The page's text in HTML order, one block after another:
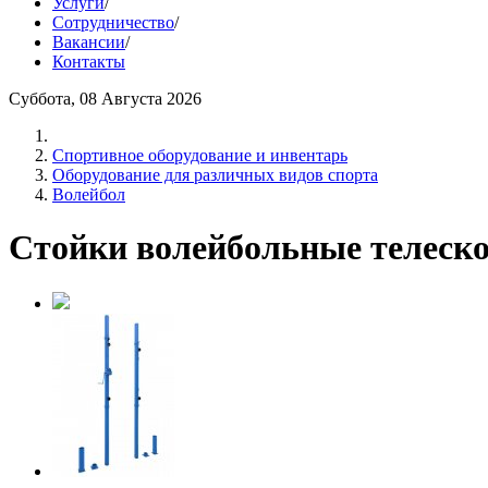
Сотрудничество/
Вакансии/
Контакты
Суббота, 08 Августа 2026
Спортивное оборудование и инвентарь
Оборудование для различных видов спорта
Волейбол
Стойки волейбольные